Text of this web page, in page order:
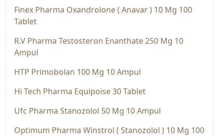
Finex Pharma Oxandrolone ( Anavar ) 10 Mg 100
Tablet
R.V Pharma Testosteron Enanthate 250 Mg 10
Ampul
HTP Pri̇mobolan 100 Mg 10 Ampul
Hi Tech Pharma Equipoise 30 Tablet
Ufc Pharma Stanozolol 50 Mg 10 Ampul
Optimum Pharma Winstrol ( Stanozolol ) 10 Mg 100